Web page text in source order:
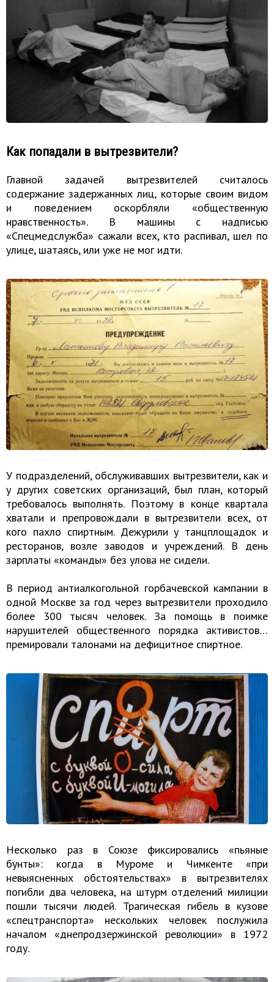
Как попадали в вытрезвители?
Главной задачей вытрезвителей считалось
содержание задержанных лиц, которые своим видом
и поведением оскорбляли «общественную
нравственность». В машины с надписью
«Спецмедслужба» сажали всех, кто распивал, шел по
улице, шатаясь, или уже не мог идти.
У подразделений, обслуживавших вытрезвители, как и
у других советских организаций, был план, который
требовалось выполнять. Поэтому в конце квартала
хватали и препровождали в вытрезвители всех, от
кого пахло спиртным. Дежурили у танцплощадок и
ресторанов, возле заводов и учреждений. В день
зарплаты «команды» без улова не сидели.
В период антиалкогольной горбачевской кампании в
одной Москве за год через вытрезвители проходило
более 300 тысяч человек. За помощь в поимке
нарушителей общественного порядка активистов…
премировали талонами на дефицитное спиртное.
Несколько раз в Союзе фиксировались «пьяные
бунты»: когда в Муроме и Чимкенте «при
невыясненных обстоятельствах» в вытрезвителях
погибли два человека, на штурм отделений милиции
пошли тысячи людей. Трагическая гибель в кузове
«спецтранспорта» нескольких человек послужила
началом «днепродзержинской революции» в 1972
году.